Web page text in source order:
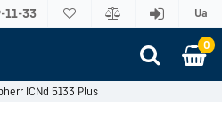
11-33 Ua
0
ICNd 5133 Plus